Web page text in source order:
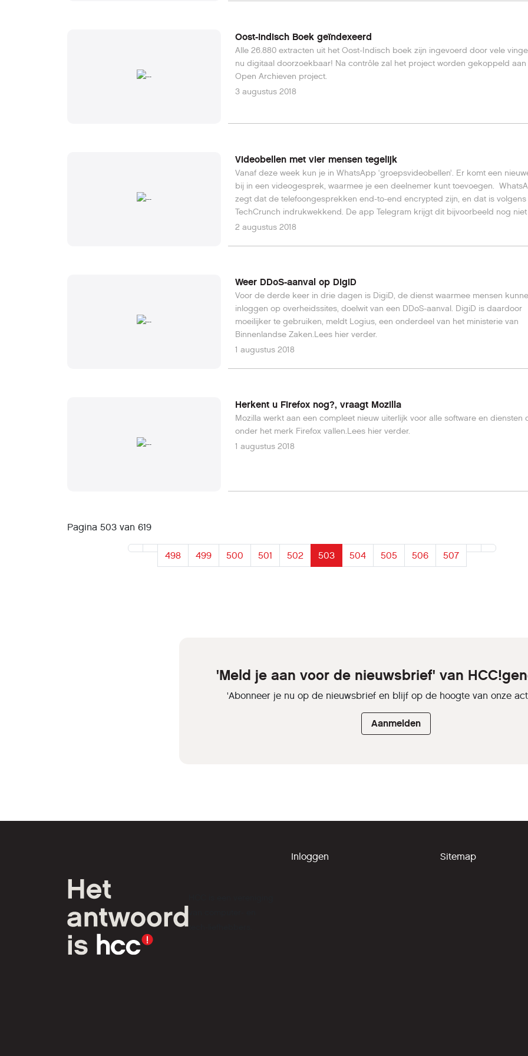
Oost-Indisch Boek geïndexeerd
Alle 26.880 extracten uit het Oost-Indisch boek zijn ingevoerd door vele
nu digitaal doorzoekbaar! Na contrôle zal het project worden gekoppeld aan
Open Archieven project.
3 augustus 2018
Videobellen met vier mensen tegelijk
Vanaf deze week kun je in WhatsApp ‘groepsvideobellen’. Er komt een
bij in een videogesprek, waarmee je een deelnemer kunt toevoegen.
zegt dat de telefoongesprekken end-to-end encrypted zijn, en dat is volgens
TechCrunch indrukwekkend. De app Telegram krijgt dit bijvoorbeeld nog
elkaar.Lees hier verder.
2 augustus 2018
Weer DDoS-aanval op DigiD
Voor de derde keer in drie dagen is DigiD, de dienst waarmee mensen
inloggen op overheidssites, doelwit van een DDoS-aanval. DigiD is daardoor
moeilijker te gebruiken, meldt Logius, een onderdeel van het ministerie van
Binnenlandse Zaken.Lees hier verder.
1 augustus 2018
Herkent u Firefox nog?, vraagt Mozilla
Mozilla werkt aan een compleet nieuw uiterlijk voor alle software en diensten
onder het merk Firefox vallen.Lees hier verder.
1 augustus 2018
Pagina 503 van 619
498 499 500 501 502 503 504 505 506 507
'Meld je aan voor de nieuwsbrief' van
'Abonneer je nu op de nieuwsbrief en blijf op de hoogte van onze
Aanmelden
tech-liefhebbers.
Inloggen Sitemap